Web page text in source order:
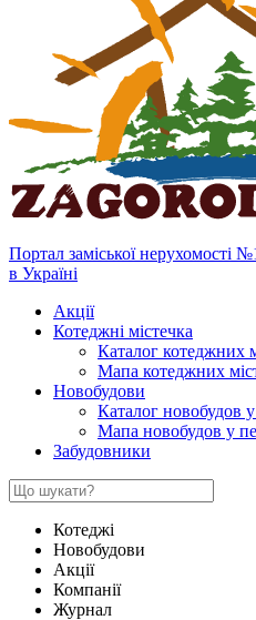
Портал заміської нерухомості
в Україні
Акції
Котеджні містечка
Каталог котеджних
Мапа котеджних
Новобудови
Каталог новобудов у
Мапа новобудов у
Забудовники
Котеджі
Новобудови
Акції
Компанії
Журнал